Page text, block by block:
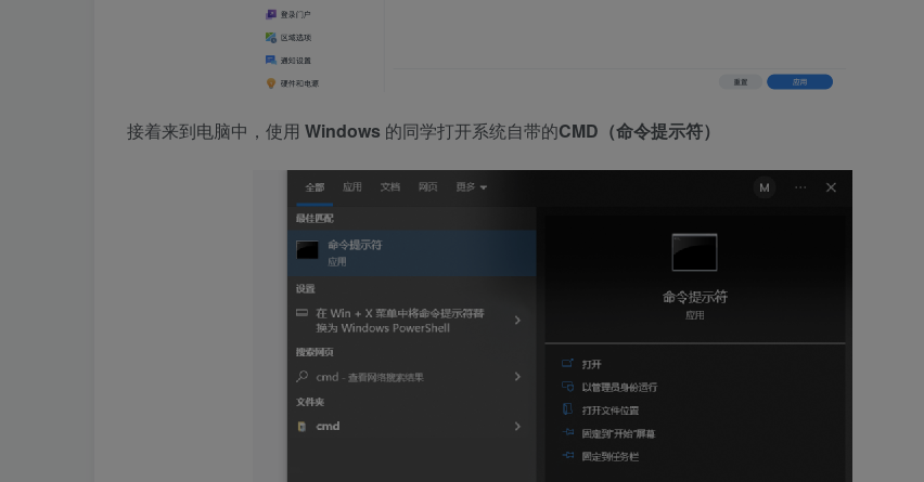
接着来到电脑中，使用 Windows 的同学打开系统自带的CMD（命令提示符）